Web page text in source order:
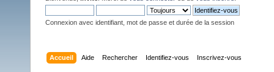
Connexion avec identifiant, mot de passe et durée de la session
Accueil Aide Rechercher Identifiez-vous Inscrivez-vous